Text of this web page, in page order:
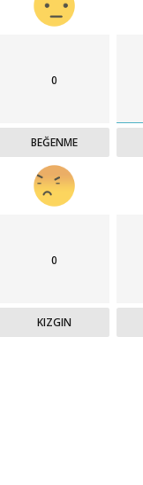
0
BEĞENME
0
KIZGIN